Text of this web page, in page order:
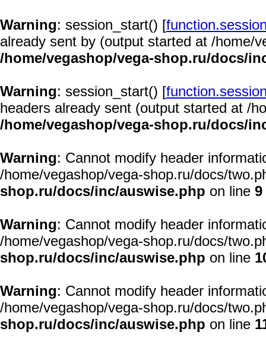
Warning: session_start() [
already sent by (output started at /home/
/home/vegashop/vega-shop.ru/docs/
Warning: session_start() [
headers already sent (output started at /
/home/vegashop/vega-shop.ru/docs/
Warning: Cannot modify header
/home/vegashop/vega-shop.ru/docs/
shop.ru/docs/inc/auswise.php on line 9
Warning: Cannot modify header
/home/vegashop/vega-shop.ru/docs/
shop.ru/docs/inc/auswise.php on line
Warning: Cannot modify header
/home/vegashop/vega-shop.ru/docs/
shop.ru/docs/inc/auswise.php on line